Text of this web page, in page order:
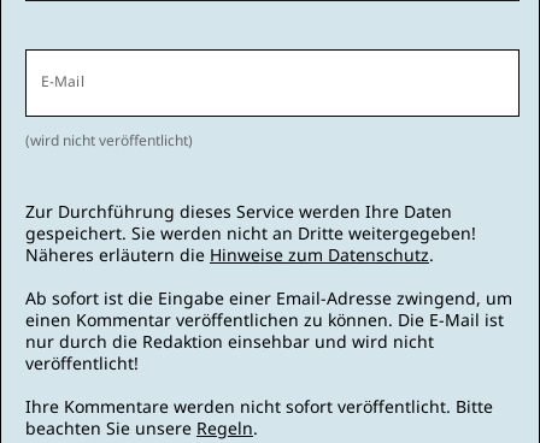
E-Mail
(wird nicht veröffentlicht)
Zur Durchführung dieses Service werden Ihre Daten
gespeichert. Sie werden nicht an Dritte weitergegeben!
Näheres erläutern die Hinweise zum Datenschutz.
Ab sofort ist die Eingabe einer Email-Adresse zwingend, um
einen Kommentar veröffentlichen zu können. Die E-Mail ist
nur durch die Redaktion einsehbar und wird nicht
veröffentlicht!
Ihre Kommentare werden nicht sofort veröffentlicht. Bitte
beachten Sie unsere Regeln.